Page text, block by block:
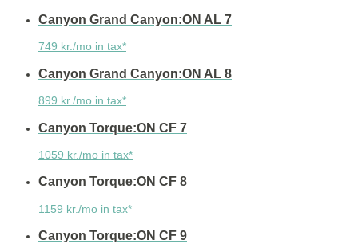
Canyon Grand Canyon:ON AL 7
749 kr./mo in tax*
Canyon Grand Canyon:ON AL 8
899 kr./mo in tax*
Canyon Torque:ON CF 7
1059 kr./mo in tax*
Canyon Torque:ON CF 8
1159 kr./mo in tax*
Canyon Torque:ON CF 9